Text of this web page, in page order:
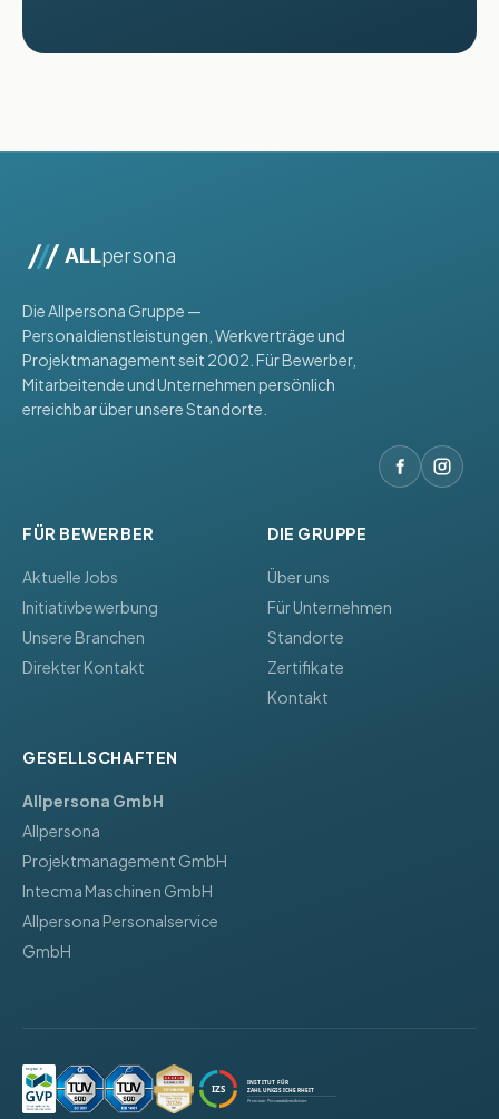
ALLpersona
Die Allpersona Gruppe —
Personaldienstleistungen, Werkverträge und
Projektmanagement seit 2002. Für Bewerber,
Mitarbeitende und Unternehmen persönlich
erreichbar über unsere Standorte.
FÜR BEWERBER
Aktuelle Jobs
Initiativbewerbung
Unsere Branchen
Direkter Kontakt
DIE GRUPPE
Über uns
Für Unternehmen
Standorte
Zertifikate
Kontakt
GESELLSCHAFTEN
Allpersona GmbH
Allpersona
Projektmanagement GmbH
Intecma Maschinen GmbH
Allpersona Personalservice
GmbH